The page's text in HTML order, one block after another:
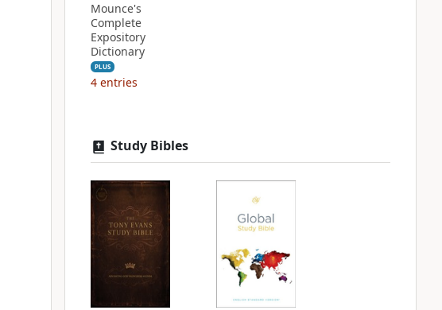
Mounce's
Complete
Expository
Dictionary
PLUS
4 entries
Study Bibles